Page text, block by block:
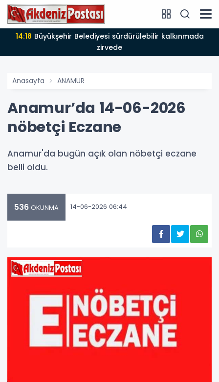
14:18
zirvede
Anasayfa ANAMUR
Anamur’da 14-06-2026
nöbetçi Eczane
Anamur'da bugün açık olan nöbetçi eczane
belli oldu.
536 OKUNMA 14-06-2026 06:44